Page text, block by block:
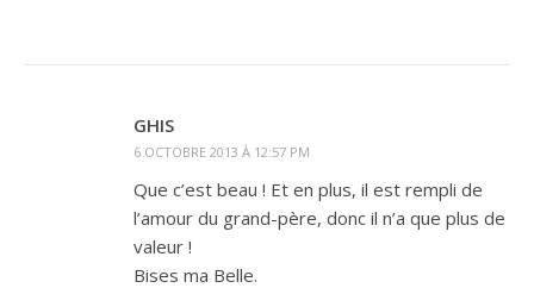
GHIS
6 OCTOBRE 2013 À 12:57 PM
Que c’est beau ! Et en plus, il est rempli de
l’amour du grand-père, donc il n’a que plus de
valeur !
Bises ma Belle.